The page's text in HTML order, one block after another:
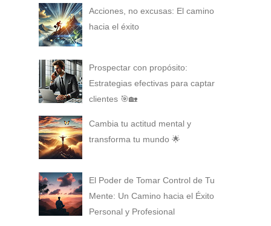
Acciones, no excusas: El camino
hacia el éxito
Prospectar con propósito:
Estrategias efectivas para captar
clientes 🎯🏡
Cambia tu actitud mental y
transforma tu mundo 🌟
El Poder de Tomar Control de Tu
Mente: Un Camino hacia el Éxito
Personal y Profesional